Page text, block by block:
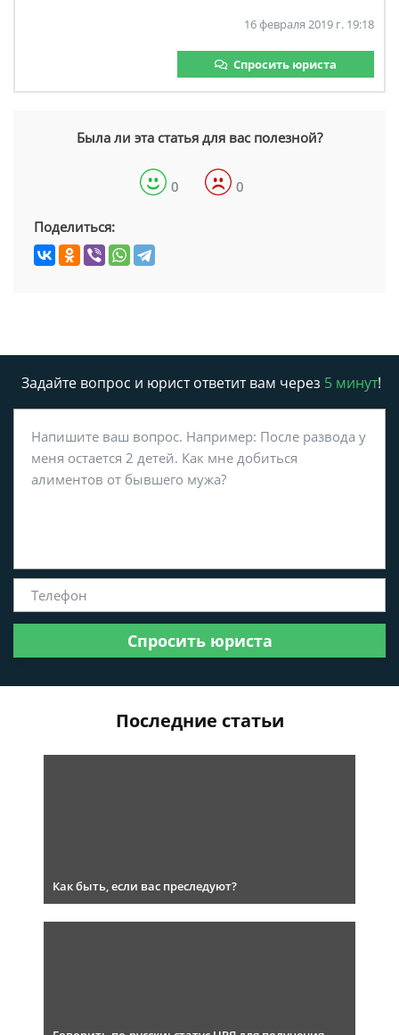
16 февраля 2019 г. 19:18
Спросить юриста
Была ли эта статья для вас полезной?
0 0
Поделиться:
Задайте вопрос и юрист ответит вам через 5 минут!
Спросить юриста
Последние статьи
Как быть, если вас преследуют?